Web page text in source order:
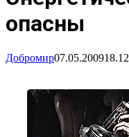
опасны
Добромир07.05.2009